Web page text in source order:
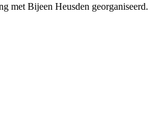
met Bijeen Heusden georganiseerd.